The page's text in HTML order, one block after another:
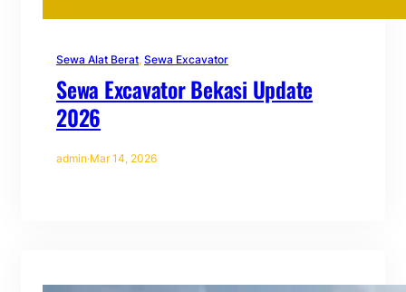
Sewa Alat Berat, Sewa Excavator
Sewa Excavator Bekasi Update
2026
admin·Mar 14, 2026